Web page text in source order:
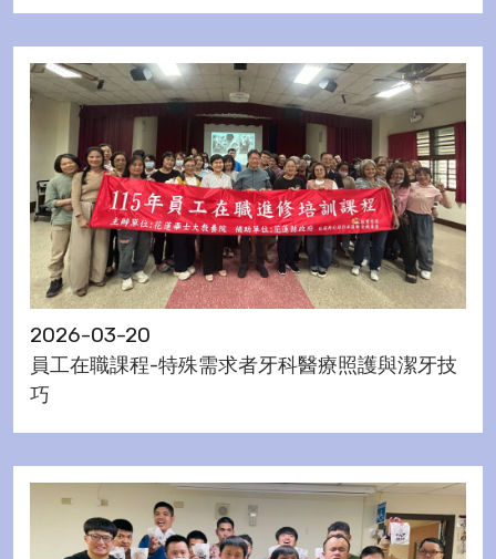
2026-03-20
員工在職課程-特殊需求者牙科醫療照護與潔牙技
巧